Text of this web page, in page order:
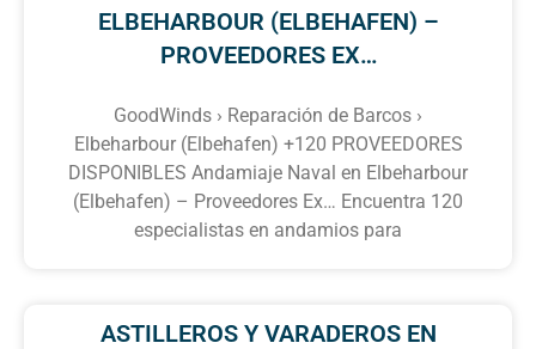
ELBEHARBOUR (ELBEHAFEN) –
PROVEEDORES EX…
GoodWinds › Reparación de Barcos ›
Elbeharbour (Elbehafen) +120 PROVEEDORES
DISPONIBLES Andamiaje Naval en Elbeharbour
(Elbehafen) – Proveedores Ex… Encuentra 120
especialistas en andamios para
ASTILLEROS Y VARADEROS EN